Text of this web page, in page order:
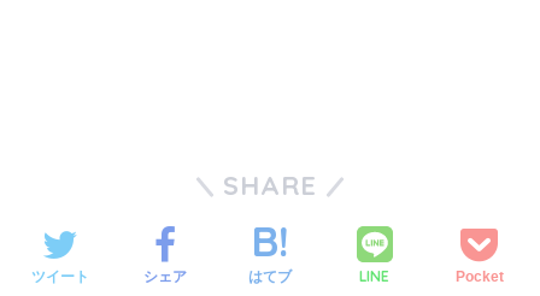
SHARE
ツイート シェア はてブ LINE Pocket